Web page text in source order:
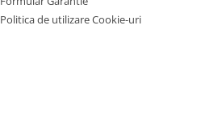
Politica de utilizare Cookie-uri